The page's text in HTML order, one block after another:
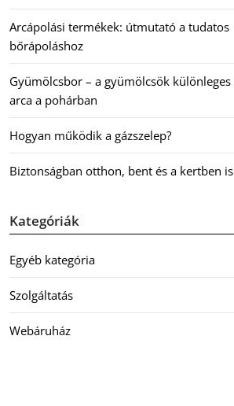
Arcápolási termékek: útmutató a tudatos
bőrápoláshoz
Gyümölcsbor – a gyümölcsök különleges
arca a pohárban
Hogyan működik a gázszelep?
Biztonságban otthon, bent és a kertben is
Kategóriák
Egyéb kategória
Szolgáltatás
Webáruház